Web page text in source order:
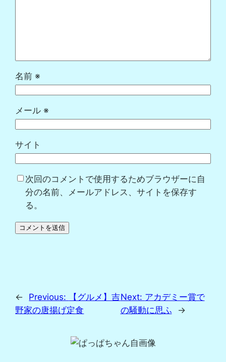
名前 ※
メール ※
サイト
次回のコメントで使用するためブラウザーに自
分の名前、メールアドレス、サイトを保存す
る。
← Previous:
【グルメ】吉
野家の唐揚げ定食
Next: アカデミー賞で
の騒動に思ふ
→